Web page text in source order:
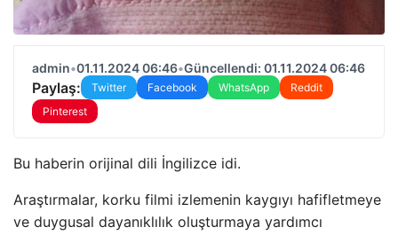
admin•01.11.2024 06:46•Güncellendi: 01.11.2024 06:46
Paylaş: Twitter Facebook WhatsApp
Reddit
Pinterest
Bu haberin orijinal dili İngilizce idi.
Araştırmalar, korku filmi izlemenin kaygıyı hafifletmeye
ve duygusal dayanıklılık oluşturmaya yardımcı